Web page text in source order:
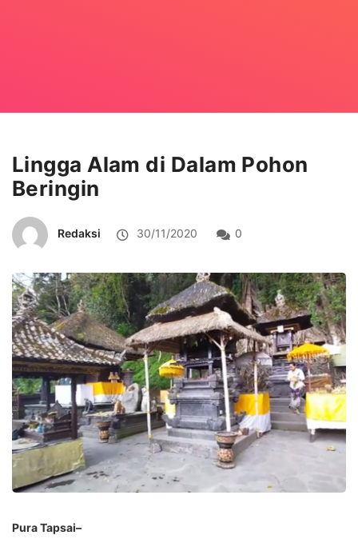
Lingga Alam di Dalam Pohon
Beringin
Redaksi 30/11/2020 0
Pura Tapsai–